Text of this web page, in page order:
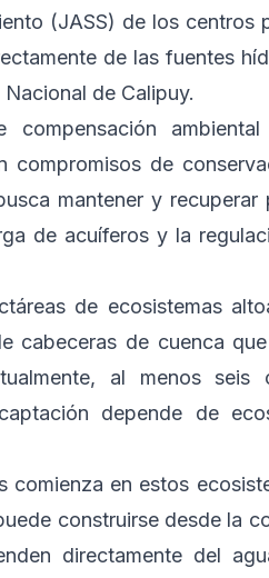
(JASS) de los centros
de las fuentes
de Calipuy.
compromisos de
mantener y recuperar
de acuíferos y la
de ecosistemas
cabeceras de cuenca
al menos seis
depende de
comienza en estos
construirse desde la
directamente del